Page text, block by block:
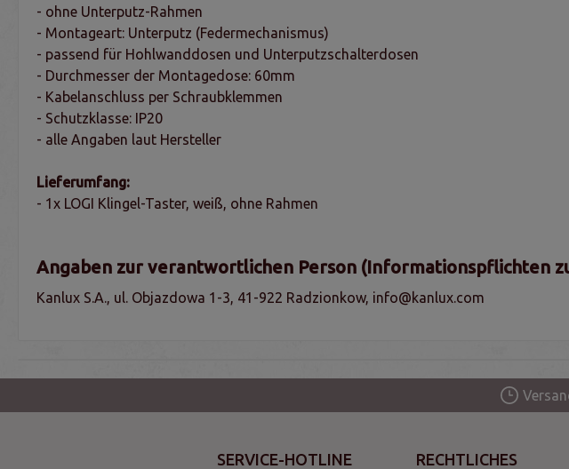
- ohne Unterputz-Rahmen
- Montageart: Unterputz (Federmechanismus)
- passend für Hohlwanddosen und Unterputzschalterdosen
- Durchmesser der Montagedose: 60mm
- Kabelanschluss per Schraubklemmen
- Schutzklasse: IP20
- alle Angaben laut Hersteller
Lieferumfang:
- 1x LOGI Klingel-Taster, weiß, ohne Rahmen
Angaben zur verantwortlichen Person (Informationspflichten
Kanlux S.A., ul. Objazdowa 1-3, 41-922 Radzionkow, info@kanlux.com
SERVICE-HOTLINE RECHTLICHES